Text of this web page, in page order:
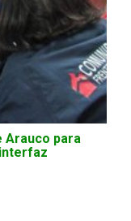
Arauco para